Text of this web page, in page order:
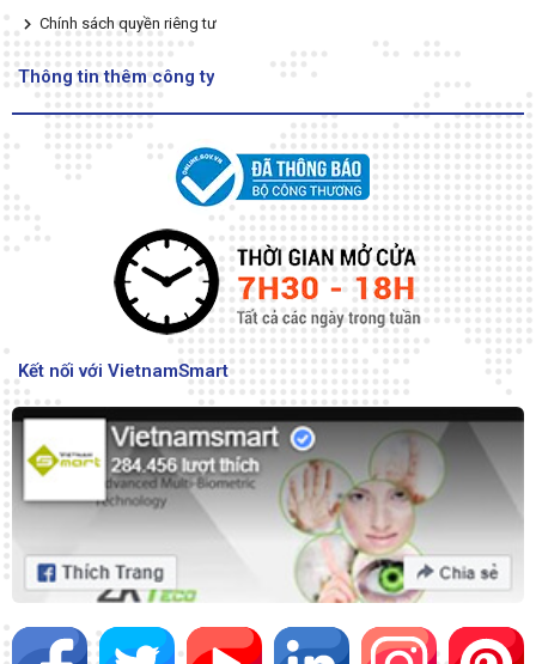
Chính sách quyền riêng tư
Thông tin thêm công ty
Kết nối với VietnamSmart